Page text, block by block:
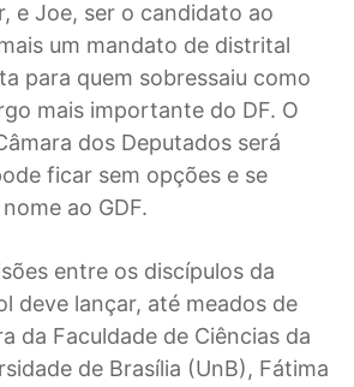
e Joe, ser o candidato ao
um mandato de distrital
para quem sobressaiu como
mais importante do DF. O
dos Deputados será
ficar sem opções e se
ao GDF.
entre os discípulos da
deve lançar, até meados de
da Faculdade de Ciências da
de Brasília (UnB), Fátima